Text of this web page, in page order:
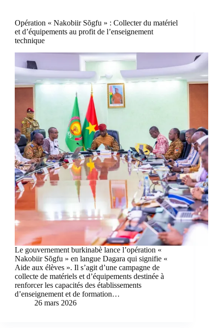
Opération « Nakobiir Sõgfu » : Collecter du matériel
et d’équipements au profit de l’enseignement
technique
Le gouvernement burkinabè lance l’opération «
Nakobiir Sõgfu » en langue Dagara qui signifie «
Aide aux élèves ». Il s’agit d’une campagne de
collecte de matériels et d’équipements destinée à
renforcer les capacités des établissements
d’enseignement et de formation…
26 mars 2026